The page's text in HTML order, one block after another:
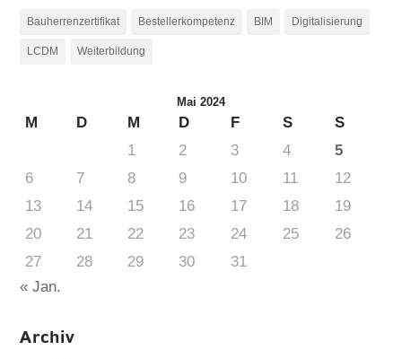
Bauherrenzertifikat Bestellerkompetenz BIM Digitalisierung
LCDM Weiterbildung
Mai 2024
M D M D F S
S
1
2 3 4
5
6
7 8 9 10 11
12
13
14 15 16 17 18
19
20
21 22 23 24 25
26
27
28 29 30
31
« Jan.
Archiv